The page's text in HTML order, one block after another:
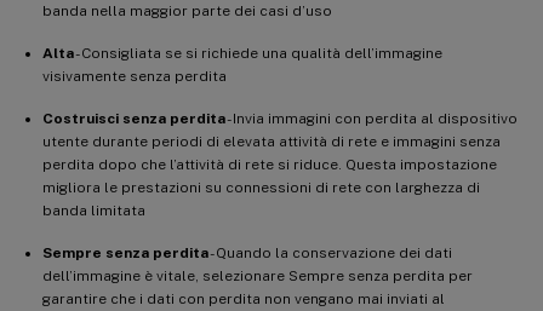
banda nella maggior parte dei casi d’uso
Alta- Consigliata se si richiede una qualità dell’immagine
visivamente senza perdita
Costruisci senza perdita- Invia immagini con perdita al dispositivo
utente durante periodi di elevata attività di rete e immagini senza
perdita dopo che l’attività di rete si riduce. Questa impostazione
migliora le prestazioni su connessioni di rete con larghezza di
banda limitata
Sempre senza perdita- Quando la conservazione dei dati
dell’immagine è vitale, selezionare Sempre senza perdita per
garantire che i dati con perdita non vengano mai inviati al